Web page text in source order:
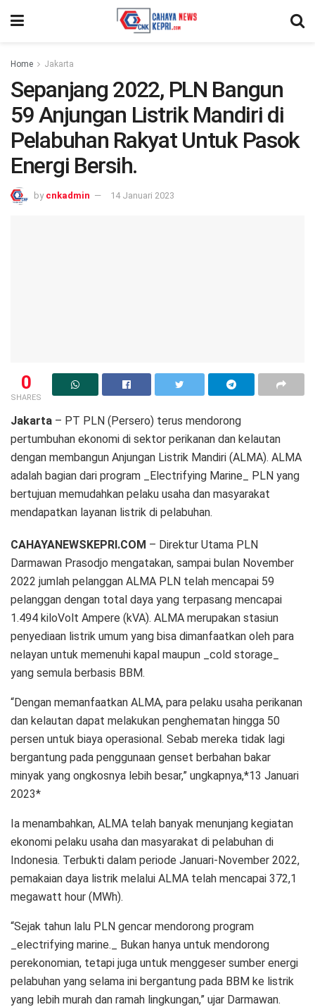
Home Jakarta
Sepanjang 2022, PLN Bangun
59 Anjungan Listrik Mandiri di
Pelabuhan Rakyat Untuk Pasok
Energi Bersih.
by cnkadmin 14 Januari 2023
0
SHARES
Jakarta – PT PLN (Persero) terus mendorong
pertumbuhan ekonomi di sektor perikanan dan kelautan
dengan membangun Anjungan Listrik Mandiri (ALMA). ALMA
adalah bagian dari program _Electrifying Marine_ PLN yang
bertujuan memudahkan pelaku usaha dan masyarakat
mendapatkan layanan listrik di pelabuhan.
CAHAYANEWSKEPRI.COM – Direktur Utama PLN
Darmawan Prasodjo mengatakan, sampai bulan November
2022 jumlah pelanggan ALMA PLN telah mencapai 59
pelanggan dengan total daya yang terpasang mencapai
1.494 kiloVolt Ampere (kVA). ALMA merupakan stasiun
penyediaan listrik umum yang bisa dimanfaatkan oleh para
nelayan untuk memenuhi kapal maupun _cold storage_
yang semula berbasis BBM.
“Dengan memanfaatkan ALMA, para pelaku usaha perikanan
dan kelautan dapat melakukan penghematan hingga 50
persen untuk biaya operasional. Sebab mereka tidak lagi
bergantung pada penggunaan genset berbahan bakar
minyak yang ongkosnya lebih besar,” ungkapnya,*13 Januari
2023*
Ia menambahkan, ALMA telah banyak menunjang kegiatan
ekonomi pelaku usaha dan masyarakat di pelabuhan di
Indonesia. Terbukti dalam periode Januari-November 2022,
pemakaian daya listrik melalui ALMA telah mencapai 372,1
megawatt hour (MWh).
“Sejak tahun lalu PLN gencar mendorong program
_electrifying marine._ Bukan hanya untuk mendorong
perekonomian, tetapi juga untuk menggeser sumber energi
pelabuhan yang selama ini bergantung pada BBM ke listrik
yang lebih murah dan ramah lingkungan,” ujar Darmawan.